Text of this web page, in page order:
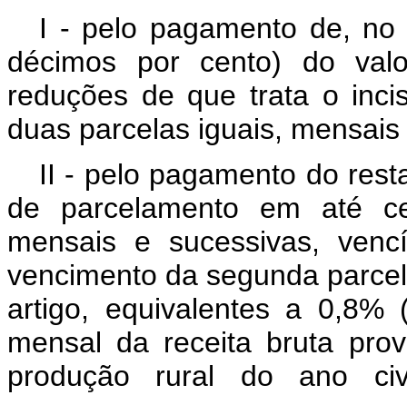
I - pelo pagamento de,
décimos por cento) do
reduções de que trata o
duas parcelas iguais,
II - pelo pagamento do
de parcelamento em até
mensais e sucessivas,
vencimento da segunda
artigo, equivalentes a
mensal da receita bruta
produção rural do ano